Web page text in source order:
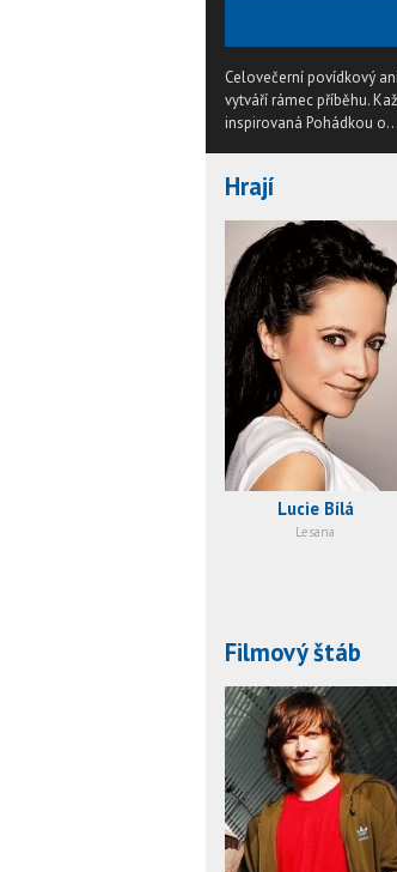
Celovečerní povídkový
vytváří rámec příběhu.
inspirovaná Pohádkou o...
Hrají
Lucie Bílá
Lesana
Filmový štáb